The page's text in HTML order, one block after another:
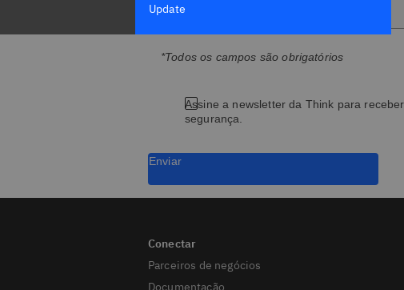
*Todos os campos são obrigatórios
Assine a newsletter da Think para
segurança.
Enviar
Parceiros de negócios
Documentação
Update